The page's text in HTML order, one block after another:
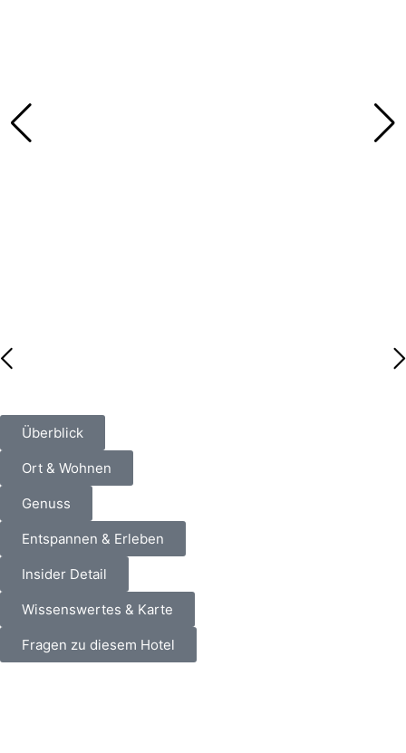
Überblick
Ort & Wohnen
Genuss
Entspannen & Erleben
Insider Detail
Wissenswertes & Karte
Fragen zu diesem Hotel